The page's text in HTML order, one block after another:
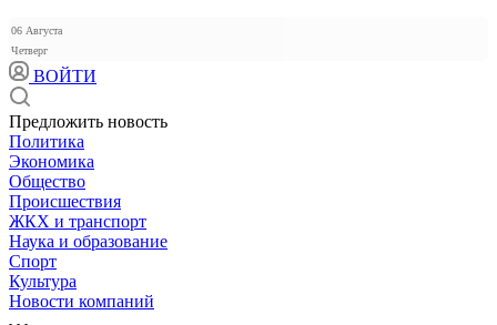
06 Августа
Четверг
ВОЙТИ
Предложить новость
Политика
Экономика
Общество
Происшествия
ЖКХ и транспорт
Наука и образование
Спорт
Культура
Новости компаний